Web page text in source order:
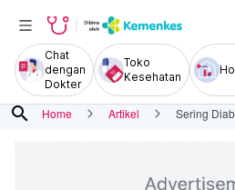
Chat
dengan
Dokter
Toko
Kesehatan
search Home Artikel Sering